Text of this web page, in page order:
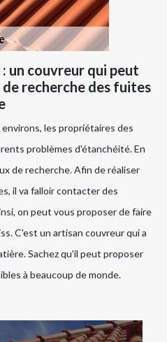
un couvreur qui peut
recherche des fuites
les propriétaires des
problèmes d'étanchéité. En
de recherche. Afin de réaliser
il va falloir contacter des
on peut vous proposer de faire
C'est un artisan couvreur qui a
Sachez qu'il peut proposer
à beaucoup de monde.